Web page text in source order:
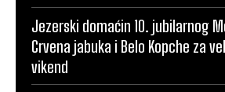
Jezerski domaćin 10. jubilarnog
Crvena jabuka i Belo Kopche za
vikend